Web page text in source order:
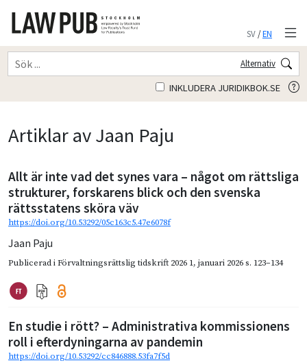
SV/EN
Alternativ
INKLUDERA JURIDIKBOK.SE
Artiklar av Jaan Paju
Allt är inte vad det synes vara – något om rättsliga
strukturer, forskarens blick och den svenska
rättsstatens sköra väv
https://doi.org/10.53292/05c163c5.47e6078f
Jaan Paju
Publicerad iFörvaltningsrättslig tidskrift 2026 1, januari 2026s. 123–134
En studie i rött? – Administrativa kommissionens
roll i efterdyningarna av pandemin
https://doi.org/10.53292/cc846888.53fa7f5d